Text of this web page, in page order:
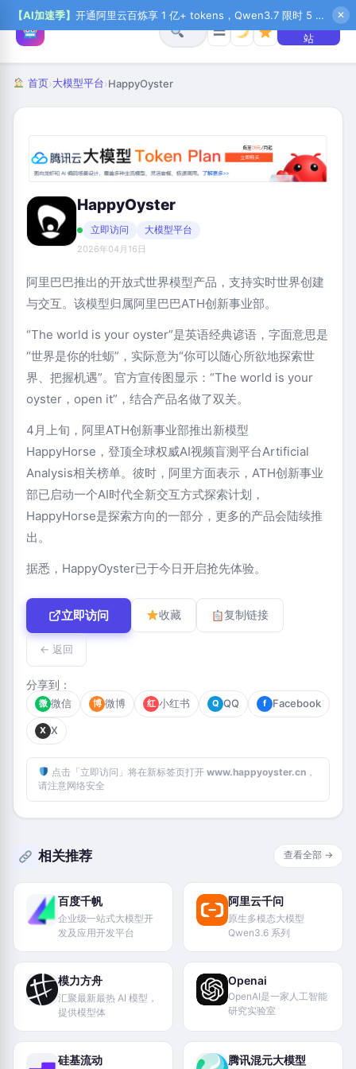
【AI加速季】 开通阿里云百炼享 1 亿+ tokens，Qwen3.7 限时 5 折起，秒悟新注送 1 万积分，加入 OPC 赢百万助力金，QoderWork CN 首月 0 元 ✕
☰
+ 提交网
站
首页›大模型平台›HappyOyster
HappyOyster
立即访问 大模型平台
2026年04月16日
阿里巴巴推出的开放式世界模型产品，支持实时世界创建
与交互。该模型归属阿里巴巴ATH创新事业部。
“The world is your oyster”是英语经典谚语，字面意思是
“世界是你的牡蛎”，实际意为“你可以随心所欲地探索世
界、把握机遇”。官方宣传图显示：“The world is your
oyster，open it”，结合产品名做了双关。
4月上旬，阿里ATH创新事业部推出新模型
HappyHorse，登顶全球权威AI视频盲测平台Artificial
Analysis相关榜单。彼时，阿里方面表示，ATH创新事业
部已启动一个AI时代全新交互方式探索计划，
HappyHorse是探索方向的一部分，更多的产品会陆续推
出。
据悉，HappyOyster已于今日开启抢先体验。
立即访问 收藏 复制链接
← 返回
分享到：
微 微信 博 微博 红 小红书 Q QQ f Facebook
X X
点击「立即访问」将在新标签页打开 www.happyoyster.cn，
请注意网络安全
相关推荐 查看全部 →
百度千帆
企业级一站式大模型开
发及应用开发平台
阿里云千问
原生多模态大模型
Qwen3.6 系列
模力方舟
汇聚最新最热 AI 模型，
提供模型体
Openai
OpenAI是一家人工智能
研究实验室
硅基流动 腾讯混元大模型